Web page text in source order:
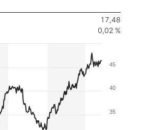
17,48
0,02 %
35
40
45